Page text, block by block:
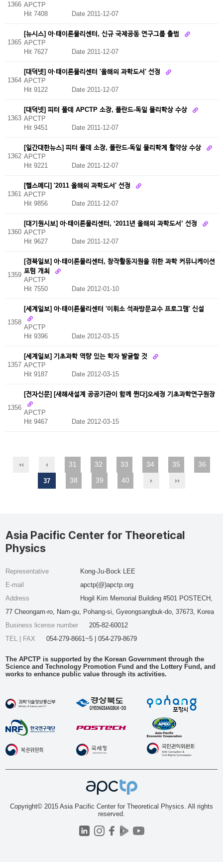
1366 APCTP
Hit 7408
Date 2011-12-07
1365
[뉴시스] 아·태이론물리센터, 신규 국제공동 연구그룹 출범
APCTP
Hit 7627
Date 2011-12-07
1364
[대덕넷] 아·태이론물리센터 '올해의 과학도서' 선정
APCTP
Hit 9122
Date 2011-12-07
1363
[대덕넷] 피터 풀데 APCTP 소장, 폴란드-독일 물리학상 수상
APCTP
Hit 9451
Date 2011-12-07
1362
[일간대한뉴스] 피터 풀데 소장, 폴란드-독일 물리학계 활약상 수상
APCTP
Hit 9221
Date 2011-12-07
1361
[헬스메디] '2011 올해의 과학도서' 선정
APCTP
Hit 9856
Date 2011-12-07
1360
[대기원시보] 아·태이론물리센터, ‘2011년 올해의 과학도서’ 선정
APCTP
Hit 9627
Date 2011-12-07
1359
[경북일보] 아·태이론물리센터, 창작활동지원을 위한 과학 커뮤니케이션
포럼 개최
APCTP
Hit 7550 Date 2012-01-10
1358
[세계일보] 아·태이론물리센터 '이휘소 석좌방문교수 프로그램' 신설
APCTP
Hit 9396 Date 2012-03-15
1357
[세계일보] 기초과학 역량 있는 학자 발굴할 것
APCTP
Hit 9187
Date 2012-03-15
1356
[전자신문] [새해새설계 공공기관이 함께 뛴다]오세정 기초과학연구원장
APCTP
Hit 9467 Date 2012-03-15
31 32 33 34 35 36
37 38 39 40
Asia Pacific Center for Theoretical
Physics
Representative
Kong-Ju-Bock LEE
E-mail
apctp(@)apctp.org
Address
Hogil Kim Memorial Building #501 POSTECH,
77 Cheongam-ro, Nam-gu, Pohang-si, Gyeongsangbuk-do, 37673, Korea
Business license number
205-82-60012
TEL | FAX
054-279-8661~5 | 054-279-8679
The APCTP is supported by the Korean Government through the
Science and Technology Promotion Fund and the Lottery Fund, and
works to enhance public value through its activities.
Copyright© 2015 Asia Pacific Center for Theoretical Physics. All rights
reserved.